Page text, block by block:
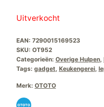
Uitverkocht
EAN: 7290015169523
SKU: OT952
Categorieën: Overige Hulpen,
Tags: gadget, Keukengerei,
Merk: OTOTO